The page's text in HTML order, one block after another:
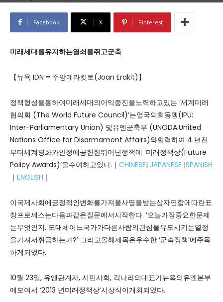
Facebook X Pinterest
미래세대를유지하는열쇠를쥐고군축
【뉴욕 IDN = 주앙에라킷토(Joan Erakit)】
정책형성을통하여미래세대의이익증진을노력하고있는 ‘세계미래
협의회 (The World Future Council)’는열국의회동맹(IPU:
Inter-Parliamentary Union) 및유엔군축부 (UNODA:United
Nations Office for Disarmament Affairs)와협력하여 4 년전
부터세계평화와안정에공헌한뛰어난정책에 ‘미래정책상(Future
Policy Awards)’을수여하고있다.｜ CHINESE| JAPANESE |SPANISH
｜ ENGLISH ｜
이국제사회에긍정적인변화를가져올사명을받는삼자연합에따란표
창프로세스는다음과같은질문에서시작한다. ‘오늘가장중요한문제
는무엇인지, 도대체어느국가가다른사람의관심을유도시키는열정
을가져서취급하는가?’ 그리고올해제목은우수한 ‘군축정책’에주목
하게되었다.
10월 23일, 유엔관계자, 시민사회, 각나라의대표가뉴욕의유엔본부
에모여서 ‘2013 년미래정책상’시상식이개최되었다.